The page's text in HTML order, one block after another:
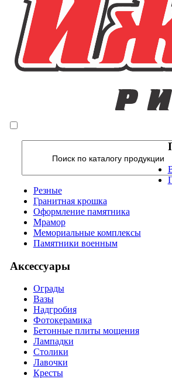
Резные
Гранитная крошка
Оформление памятника
Мрамор
Мемориальные комплексы
Памятники военным
Аксессуары
Ограды
Вазы
Надгробия
Фотокерамика
Бетонные плиты мощения
Лампадки
Столики
Лавочки
Кресты